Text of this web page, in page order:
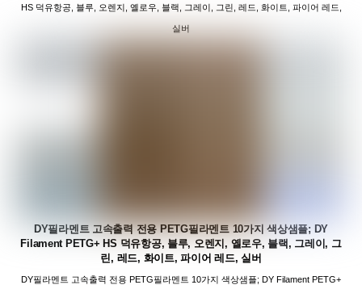
HS 덕유항공, 블루, 오렌지, 옐로우, 블랙, 그레이, 그린, 레드, 화이트, 파이어 레드,
실버
DY필라멘트 고속출력 전용 PETG필라멘트 10가지 색상샘플; DY
Filament PETG+ HS 덕유항공, 블루, 오렌지, 옐로우, 블랙, 그레이, 그
린, 레드, 화이트, 파이어 레드, 실버
DY필라멘트 고속출력 전용 PETG필라멘트 10가지 색상샘플; DY Filament PETG+